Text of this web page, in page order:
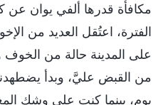
مكافأة قدرها ألفي يوان عن
الفترة، اعتُقل العديد من
على المدينة حالة من
من القبض عليَّ، وبدأ
يوم، بينما كنت على وشك